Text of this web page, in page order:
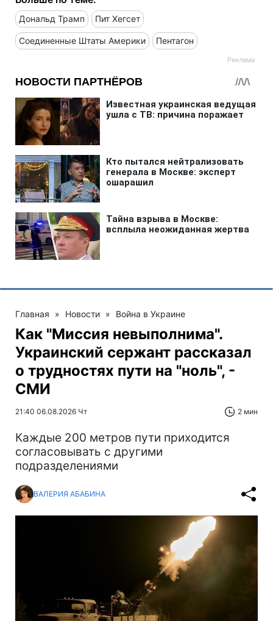
Дональд Трамп Пит Хегсет
Соединенные Штаты Америки Пентагон
Главная » Новости » Война в Украине
Как "Миссия невыполнима".
Украинский сержант рассказал
о трудностях пути на "ноль", -
СМИ
21:40 06.08.2026 Чт 2 мин
Каждые 200 метров пути приходится
согласовывать с другими
подразделениями
ВАЛЕРИЯ АБАБИНА